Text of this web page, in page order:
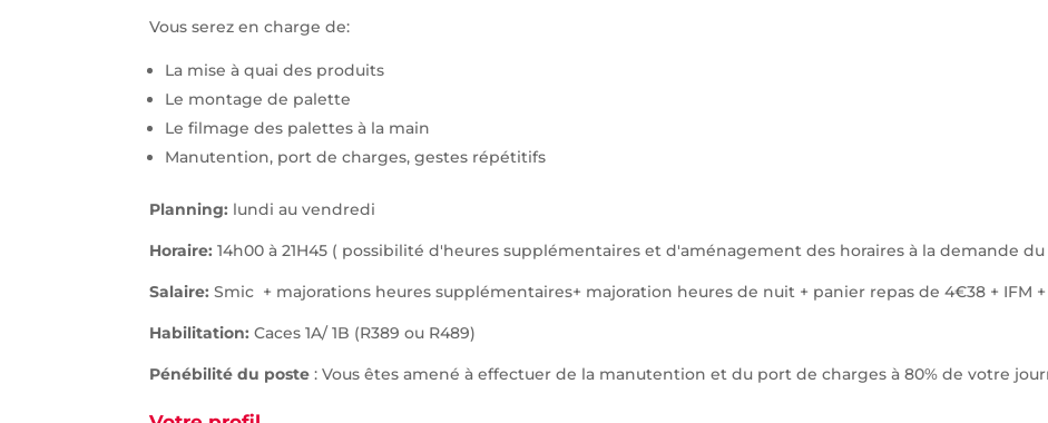
Vous serez en charge de:
La mise à quai des produits
Le montage de palette
Le filmage des palettes à la main
Manutention, port de charges, gestes répétitifs
Planning: lundi au vendredi
Horaire: 14h00 à 21H45 ( possibilité d'heures supplémentaires et d'aménagement des horaires à la demande
Salaire: Smic + majorations heures supplémentaires+ majoration heures de nuit + panier repas de 4€38 + IFM +
Habilitation:Caces 1A/ 1B (R389 ou R489)
Pénébilité du poste: Vous êtes amené à effectuer de la manutention et du port de charges à 80% de votre